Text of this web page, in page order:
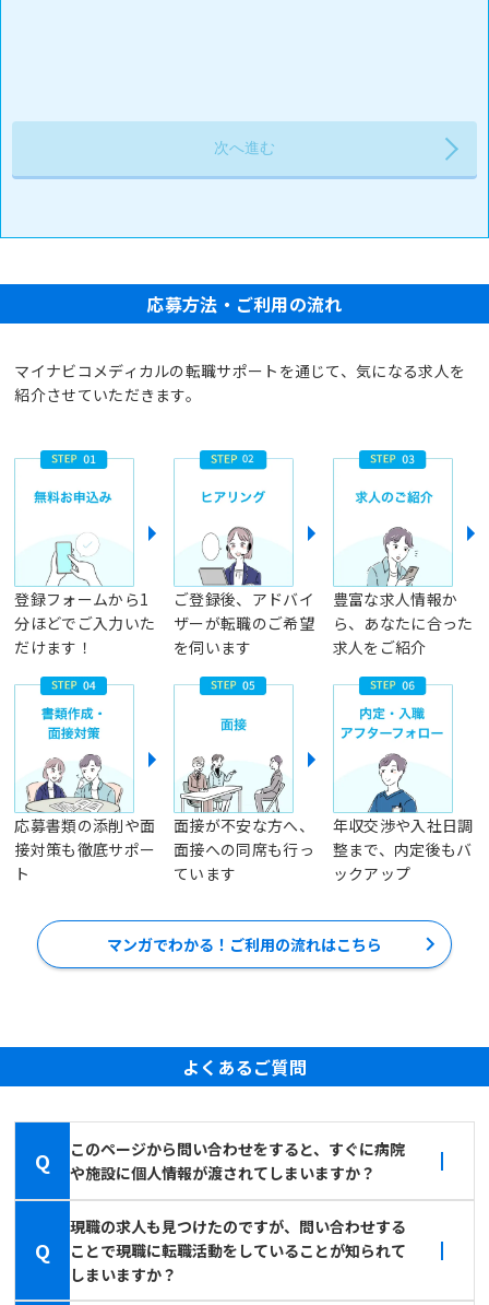
応募方法・ご利用の流れ
マイナビコメディカルの転職サポートを通じて、気になる求人を
紹介させていただきます。
登録フォームから1
分ほどでご入力いた
だけます！
ご登録後、アドバイ
ザーが転職のご希望
を伺います
豊富な求人情報か
ら、あなたに合った
求人をご紹介
応募書類の添削や面
接対策も徹底サポー
ト
面接が不安な方へ、
面接への同席も行っ
ています
年収交渉や入社日調
整まで、内定後もバ
ックアップ
マンガでわかる！ご利用の流れはこちら
よくあるご質問
Q
このページから問い合わせをすると、すぐに病院
や施設に個人情報が渡されてしまいますか？
Q
現職の求人も見つけたのですが、問い合わせする
ことで現職に転職活動をしていることが知られて
しまいますか？